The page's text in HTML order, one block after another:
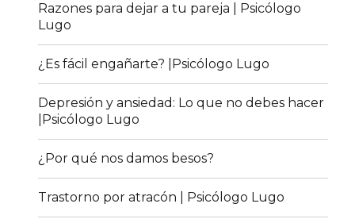
Razones para dejar a tu pareja | Psicólogo
Lugo
¿Es fácil engañarte? |Psicólogo Lugo
Depresión y ansiedad: Lo que no debes hacer
|Psicólogo Lugo
¿Por qué nos damos besos?
Trastorno por atracón | Psicólogo Lugo